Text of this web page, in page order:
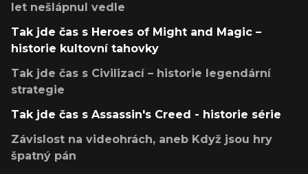
let nešlápnul vedle
Tak jde čas s Heroes of Might and Magic –
historie kultovní tahovky
Tak jde čas s Civilizací – historie legendární
strategie
Tak jde čas s Assassin's Creed - historie série
Závislost na videohrách, aneb Když jsou hry
špatný pán